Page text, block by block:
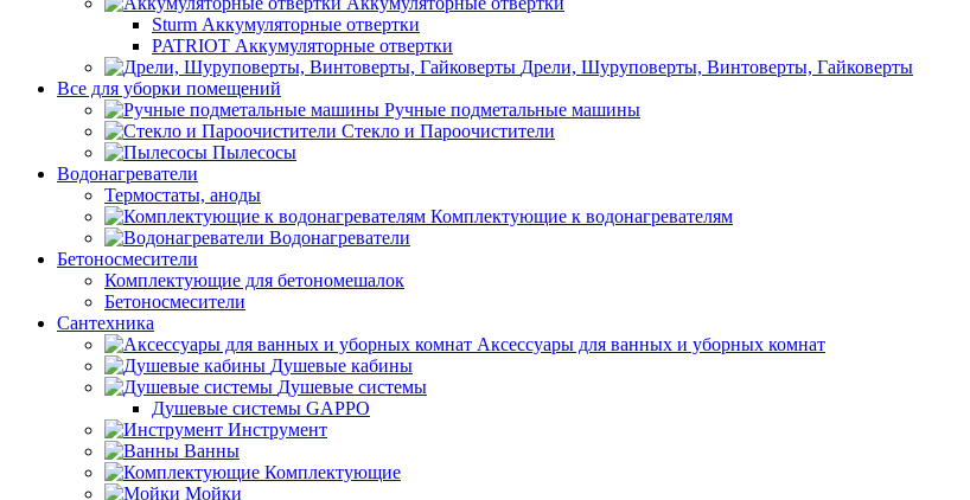
Sturm Аккумуляторные отвертки
PATRIOT Аккумуляторные отвертки
Дрели, Шуруповерты, Винтоверты, Гайковерты
Все для уборки помещений
Ручные подметальные машины
Стекло и Пароочистители
Пылесосы
Водонагреватели
Термостаты, аноды
Комплектующие к водонагревателям
Водонагреватели
Бетоносмесители
Комплектующие для бетономешалок
Бетоносмесители
Сантехника
Аксессуары для ванных и уборных комнат
Душевые кабины
Душевые системы
Душевые системы GAPPO
Инструмент
Ванны
Комплектующие
Мойки